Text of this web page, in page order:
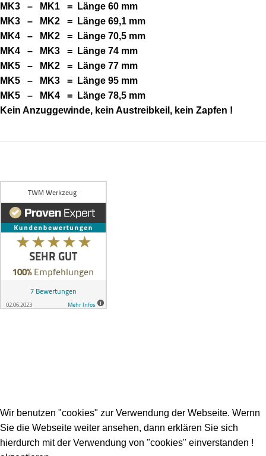
MK3 – MK1 = Länge 60 mm
MK3 – MK2 = Länge 69,1 mm
MK4 – MK2 = Länge 70,5 mm
MK4 – MK3 = Länge 74 mm
MK5 – MK2 = Länge 77 mm
MK5 – MK3 = Länge 95 mm
MK5 – MK4 = Länge 78,5 mm
Kein Anzuggewinde, kein Austreibkeil, kein Zapfen !
Wir benutzen "cookies" zur Verwendung der Webseite. Wernn
Sie die Webseite weiter ansehen, dann erklären Sie sich
hierdurch mit der Verwendung von "cookies" einverstanden !